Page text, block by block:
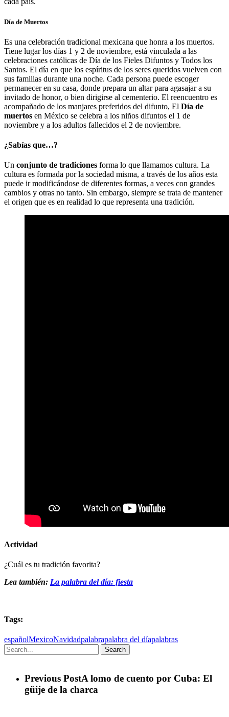
Día de Muertos
Es una celebración tradicional mexicana que honra a los muertos.​​
Tiene lugar los días 1 y 2 de noviembre, está vinculada a las
celebraciones católicas de Día de los Fieles Difuntos y Todos los
Santos. El día en que los espíritus de los seres queridos vuelven con
sus familias durante una noche. Cada persona puede escoger
permanecer en su casa, donde prepara un altar para agasajar a su
invitado de honor, o bien dirigirse al cementerio. El reencuentro es
acompañado de los manjares preferidos del difunto, El Día de
muertos en México se celebra a los niños difuntos el 1 de
noviembre y a los adultos fallecidos el 2 de noviembre.
¿Sabías que…?
Un conjunto de tradiciones forma lo que llamamos cultura. La
cultura es formada por la sociedad misma, a través de los años esta
puede ir modificándose de diferentes formas, a veces con grandes
cambios y otras no tanto. Sin embargo, siempre se trata de mantener
el origen que es en realidad lo que representa una tradición.
Actividad
¿Cuál es tu tradición favorita?
Lea también: La palabra del día: fiesta
Tags:
españolMexicoNavidadpalabrapalabra del díapalabras
Search
Previous PostA lomo de cuento por Cuba: El
güije de la charca